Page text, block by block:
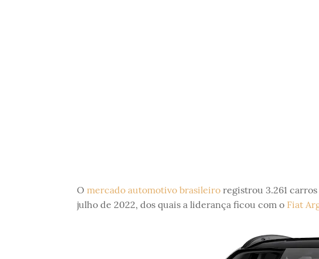
O mercado automotivo brasileiroregistrou 3.261 carros
julho de 2022, dos quais a liderança ficou com o Fiat